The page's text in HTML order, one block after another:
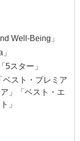
Well-Being」
スター」
スト・プレミア
」「ベスト・エ
」